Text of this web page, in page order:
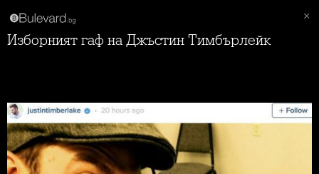
Изборният гаф на Джъстин Тимбърлейк